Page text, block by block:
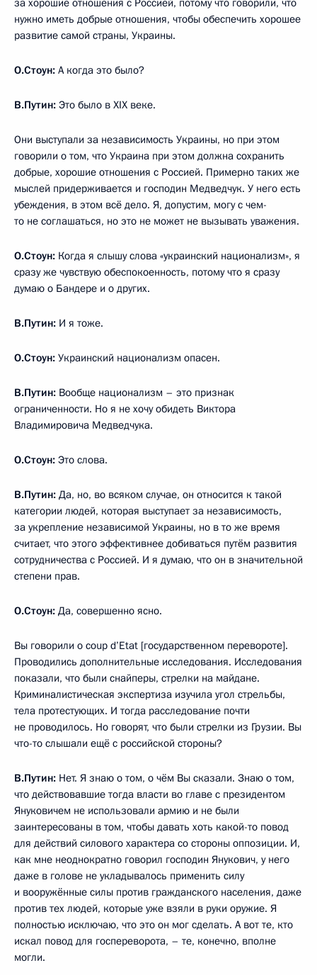
за хорошие отношения с Россией, потому что говорили, что
нужно иметь добрые отношения, чтобы обеспечить хорошее
развитие самой страны, Украины.
О.Стоун: А когда это было?
В.Путин: Это было в XIX веке.
Они выступали за независимость Украины, но при этом
говорили о том, что Украина при этом должна сохранить
добрые, хорошие отношения с Россией. Примерно таких же
мыслей придерживается и господин Медведчук. У него есть
убеждения, в этом всё дело. Я, допустим, могу с чем-
то не соглашаться, но это не может не вызывать уважения.
О.Стоун: Когда я слышу слова «украинский национализм», я
сразу же чувствую обеспокоенность, потому что я сразу
думаю о Бандере и о других.
В.Путин: И я тоже.
О.Стоун: Украинский национализм опасен.
В.Путин: Вообще национализм – это признак
ограниченности. Но я не хочу обидеть Виктора
Владимировича Медведчука.
О.Стоун: Это слова.
В.Путин: Да, но, во всяком случае, он относится к такой
категории людей, которая выступает за независимость,
за укрепление независимой Украины, но в то же время
считает, что этого эффективнее добиваться путём развития
сотрудничества с Россией. И я думаю, что он в значительной
степени прав.
О.Стоун: Да, совершенно ясно.
Вы говорили о coup d’Etat [государственном перевороте].
Проводились дополнительные исследования. Исследования
показали, что были снайперы, стрелки на майдане.
Криминалистическая экспертиза изучила угол стрельбы,
тела протестующих. И тогда расследование почти
не проводилось. Но говорят, что были стрелки из Грузии. Вы
что-то слышали ещё с российской стороны?
В.Путин: Нет. Я знаю о том, о чём Вы сказали. Знаю о том,
что действовавшие тогда власти во главе с президентом
Януковичем не использовали армию и не были
заинтересованы в том, чтобы давать хоть какой-то повод
для действий силового характера со стороны оппозиции. И,
как мне неоднократно говорил господин Янукович, у него
даже в голове не укладывалось применить силу
и вооружённые силы против гражданского населения, даже
против тех людей, которые уже взяли в руки оружие. Я
полностью исключаю, что это он мог сделать. А вот те, кто
искал повод для госпереворота, – те, конечно, вполне
могли.